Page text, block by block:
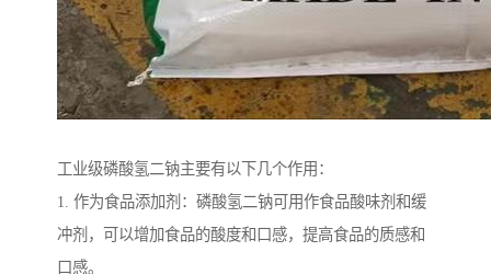
工业级磷酸氢二钠主要有以下几个作用：
1. 作为食品添加剂：磷酸氢二钠可用作食品酸味剂和缓
冲剂，可以增加食品的酸度和口感，提高食品的质感和
口感。